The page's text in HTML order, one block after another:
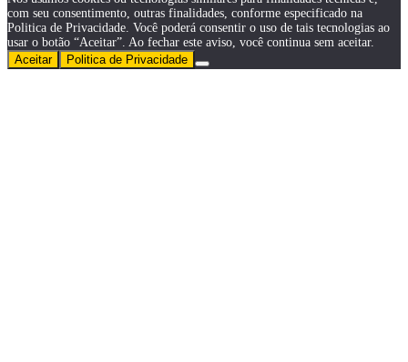
com seu consentimento, outras finalidades, conforme especificado na
Politica de Privacidade. Você poderá consentir o uso de tais tecnologias ao
usar o botão “Aceitar”. Ao fechar este aviso, você continua sem aceitar.
Aceitar
Politica de Privacidade